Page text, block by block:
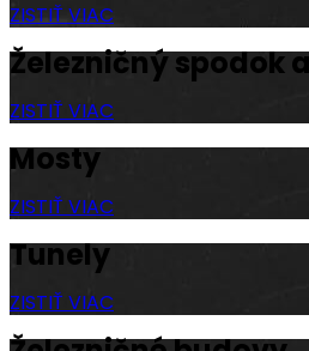
ZISTIŤ VIAC
Železničný spodok
ZISTIŤ VIAC
Mosty
ZISTIŤ VIAC
Tunely
ZISTIŤ VIAC